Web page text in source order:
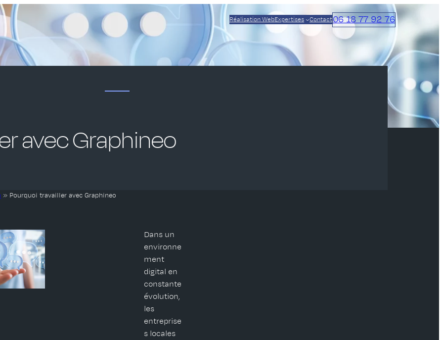
Réalisation WebExpertises Contact06 18 77 92 76
avec Graphineo
» Pourquoi travailler avec Graphineo
Dans un
environne
ment
digital en
constante
évolution,
les
entreprise
s locales